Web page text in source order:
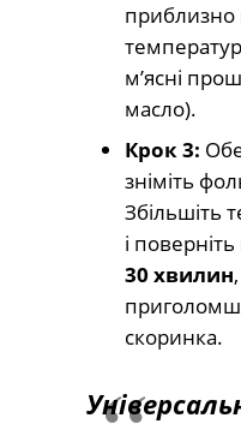
приблизно
м’ясні
масло).
Крок 3:
зніміть
Збільшіть
і
30 хвилин
скоринка.